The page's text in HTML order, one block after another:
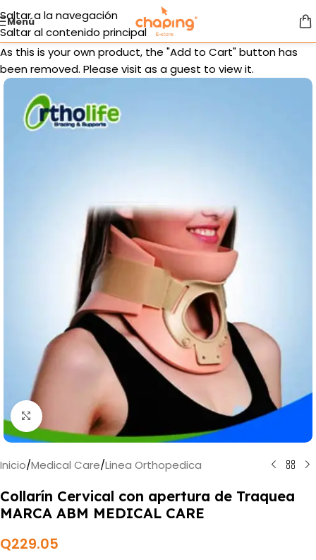
Saltar a la navegación
Saltar al contenido principal
Menú
As this is your own product, the "Add to Cart" button has
been removed. Please visit as a guest to view it.
Haga clic para ampliar
Inicio/Medical Care/Linea Orthopedica
Collarín Cervical con apertura de Traquea
MARCA ABM MEDICAL CARE
Q229.05